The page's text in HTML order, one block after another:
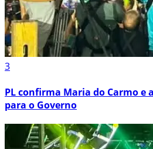
3
PL confirma Maria do Carmo e
para o Governo